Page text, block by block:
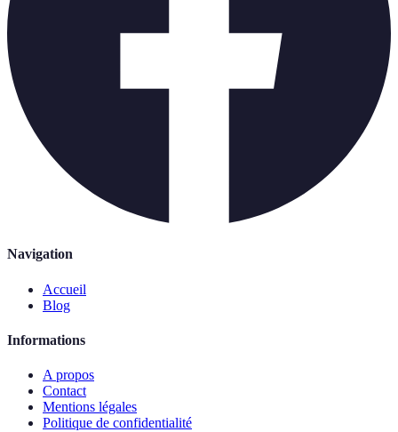
Navigation
Accueil
Blog
Informations
A propos
Contact
Mentions légales
Politique de confidentialité